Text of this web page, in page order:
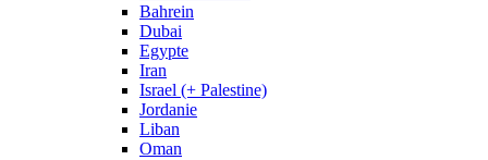
Bahrein
Dubai
Egypte
Iran
Israel (+ Palestine)
Jordanie
Liban
Oman